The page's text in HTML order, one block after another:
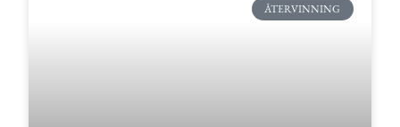
ÅTERVINNING